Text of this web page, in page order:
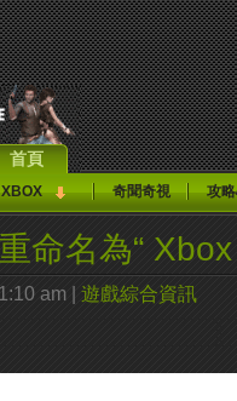
首頁
XBOX 奇聞奇視 攻
命名為“
am | 遊戲綜合資訊